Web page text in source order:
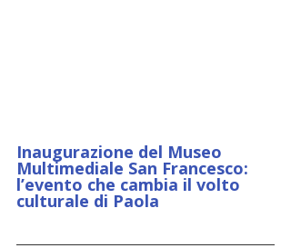
Inaugurazione del Museo
Multimediale San Francesco:
l’evento che cambia il volto
culturale di Paola